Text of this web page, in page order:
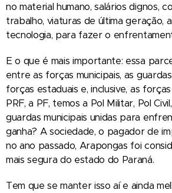
no material humano, salários dignos,
trabalho, viaturas de última geração,
tecnologia, para fazer o
E o que é mais importante: essa
entre as forças municipais, as
forças estaduais e, inclusive, as
PRF, a PF, temos a Pol Militar, Pol
guardas municipais unidas para
ganha? A sociedade, o pagador de
no ano passado, Arapongas foi
mais segura do estado do Paraná.
Tem que se manter isso aí e ainda